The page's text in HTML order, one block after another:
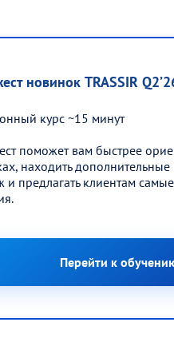
новинок TRASSIR
курс ~15 минут
поможет вам быстрее
находить
и предлагать клиентам
Перейти к